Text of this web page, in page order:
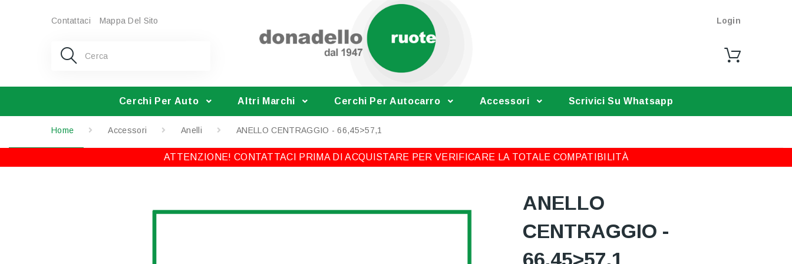
Contattaci Mappa Del Sito Login
Cerchi Per Auto Altri Marchi Cerchi Per Autocarro Accessori Scrivici Su Whatsapp
Home Accessori Anelli ANELLO CENTRAGGIO - 66,45>57,1
ATTENZIONE! CONTATTACI PRIMA DI ACQUISTARE PER VERIFICARE LA TOTALE COMPATIBILITÀ
ANELLO
CENTRAGGIO -
66,45>57,1